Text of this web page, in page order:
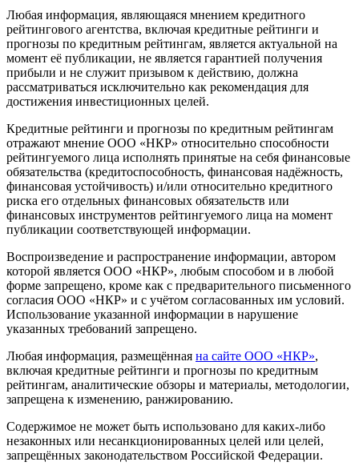
Любая информация, являющаяся мнением кредитного
рейтингового агентства, включая кредитные рейтинги и
прогнозы по кредитным рейтингам, является актуальной на
момент её публикации, не является гарантией получения
прибыли и не служит призывом к действию, должна
рассматриваться исключительно как рекомендация для
достижения инвестиционных целей.
Кредитные рейтинги и прогнозы по кредитным рейтингам
отражают мнение ООО «НКР» относительно способности
рейтингуемого лица исполнять принятые на себя финансовые
обязательства (кредитоспособность, финансовая надёжность,
финансовая устойчивость) и/или относительно кредитного
риска его отдельных финансовых обязательств или
финансовых инструментов рейтингуемого лица на момент
публикации соответствующей информации.
Воспроизведение и распространение информации, автором
которой является ООО «НКР», любым способом и в любой
форме запрещено, кроме как с предварительного письменного
согласия ООО «НКР» и с учётом согласованных им условий.
Использование указанной информации в нарушение
указанных требований запрещено.
Любая информация, размещённая на сайте ООО «НКР»,
включая кредитные рейтинги и прогнозы по кредитным
рейтингам, аналитические обзоры и материалы, методологии,
запрещена к изменению, ранжированию.
Содержимое не может быть использовано для каких-либо
незаконных или несанкционированных целей или целей,
запрещённых законодательством Российской Федерации.